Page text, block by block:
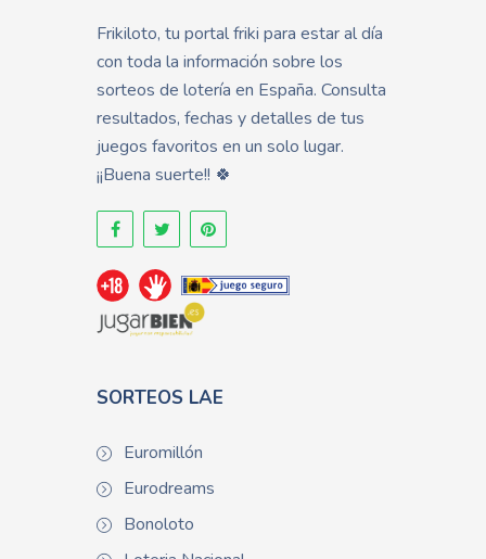
Frikiloto, tu portal friki para estar al día
con toda la información sobre los
sorteos de lotería en España. Consulta
resultados, fechas y detalles de tus
juegos favoritos en un solo lugar.
¡¡Buena suerte!! 🍀
SORTEOS LAE
Euromillón
Eurodreams
Bonoloto